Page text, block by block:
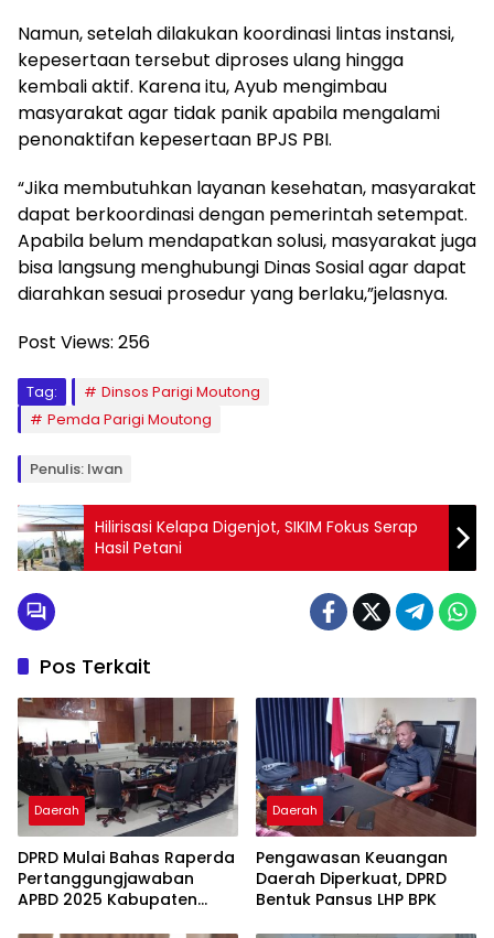
Namun, setelah dilakukan koordinasi lintas instansi,
kepesertaan tersebut diproses ulang hingga
kembali aktif. Karena itu, Ayub mengimbau
masyarakat agar tidak panik apabila mengalami
penonaktifan kepesertaan BPJS PBI.
“Jika membutuhkan layanan kesehatan, masyarakat
dapat berkoordinasi dengan pemerintah setempat.
Apabila belum mendapatkan solusi, masyarakat juga
bisa langsung menghubungi Dinas Sosial agar dapat
diarahkan sesuai prosedur yang berlaku,”jelasnya.
Post Views: 256
Tag:
Dinsos Parigi Moutong
Pemda Parigi Moutong
Penulis: Iwan
Hilirisasi Kelapa Digenjot, SIKIM Fokus Serap
Hasil Petani
Pos Terkait
Daerah
DPRD Mulai Bahas Raperda
Pertanggungjawaban
APBD 2025 Kabupaten
Daerah
Pengawasan Keuangan
Daerah Diperkuat, DPRD
Bentuk Pansus LHP BPK